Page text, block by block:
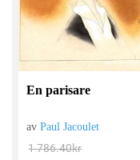
En parisare
avPaul Jacoulet
1 786.40kr